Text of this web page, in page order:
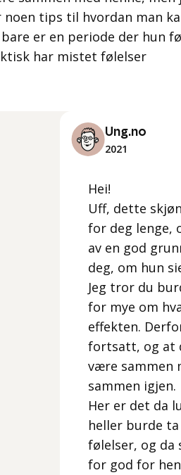
noen tips til hvordan man
bare er en periode der hun
har mistet følelser
Ung.no
2021
Hei!
Uff, dette
for deg lenge,
av en god
deg, om hun
Jeg tror du
for mye om
effekten.
fortsatt, og at
være sammen
sammen igjen.
Her er det da
heller burde
følelser, og
for god for